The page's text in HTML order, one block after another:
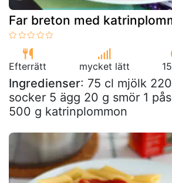
Far breton med
Efterrätt mycket lätt
Ingredienser: 75 cl mjölk
socker 5 ägg 20 g smör 1
500 g katrinplommon